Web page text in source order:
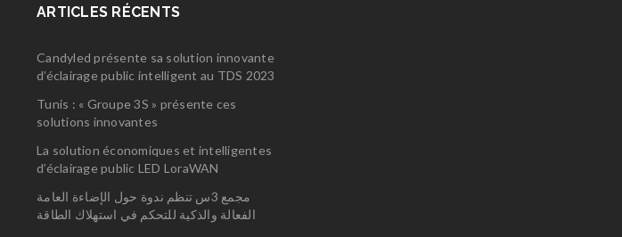
ARTICLES RÉCENTS
Candyled présente sa solution innovante
d’éclairage public intelligent au TDS 2023
Tunis : « Groupe 3S » présente ces
solutions innovantes
La solution économiques et intelligentes
d’éclairage public LED LoraWAN
مجمع 3س تنظم ندوة حول الإضاءة العامة
الفعالة والذكية للتحكم في استهلاك الطاقة